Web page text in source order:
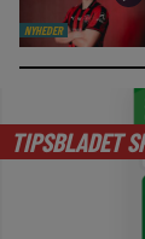
NYHEDER
TIPSBLADET